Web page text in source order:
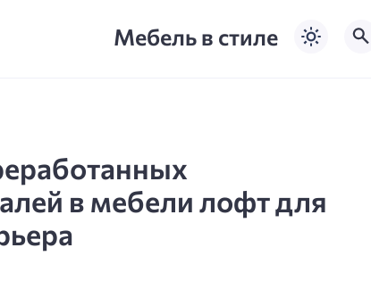
Мебель в стиле
в мебели лофт для